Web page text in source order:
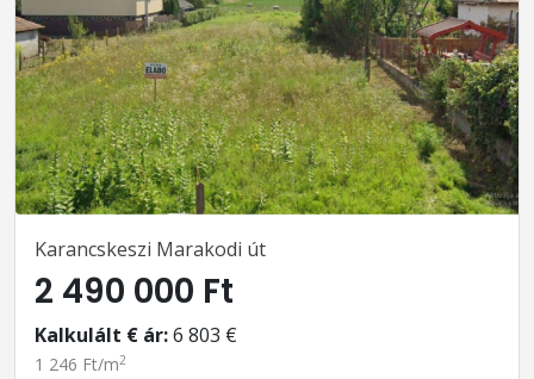
Karancskeszi Marakodi út
2 490 000 Ft
Kalkulált € ár:6 803 €
1 246 Ft/m2